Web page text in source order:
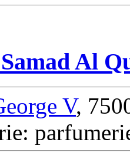
Al
V,